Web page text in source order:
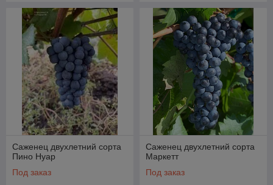
Саженец двухлетний сорта
Пино Нуар
Под заказ
Саженец двухлетний сорта
Маркетт
Под заказ